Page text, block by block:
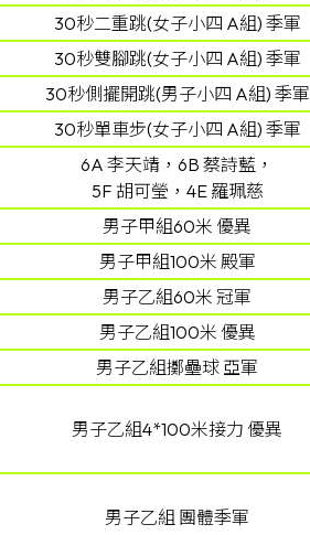
30秒二重跳(女子小四 A組) 季軍
30秒雙腳跳(女子小四 A組) 季軍
30秒側擺開跳(男子小四 A組) 季軍
30秒單車步(女子小四 A組) 季軍
6A 李天靖，6B 蔡詩藍，
5F 胡可瑩，4E 羅珮慈
男子甲組60米 優異
男子甲組100米 殿軍
男子乙組60米 冠軍
男子乙組100米 優異
男子乙組擲壘球 亞軍
男子乙組4*100米接力 優異
男子乙組 團體季軍